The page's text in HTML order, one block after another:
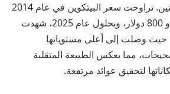
البيتكوين على مر السنين. تراوحت سعر البيتكوين في عام 2014
بين حوالي 320 دولاراً و 800 دولار، وبحلول عام 2025، شهدت
حيث وصلت إلى أعلى مستوياتها
مما يعكس الطبيعة المتقلبة
لتحقيق عوائد مرتفعة.